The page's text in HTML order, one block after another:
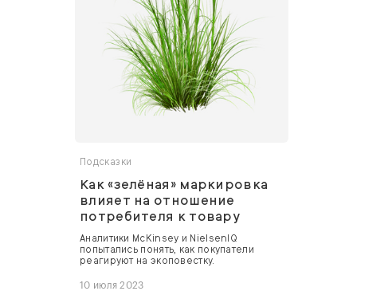
Подсказки
Как «зелёная» маркировка
влияет на отношение
потребителя к товару
Аналитики McKinsey и NielsenIQ
попытались понять, как покупатели
реагируют на экоповестку.
10 июля 2023